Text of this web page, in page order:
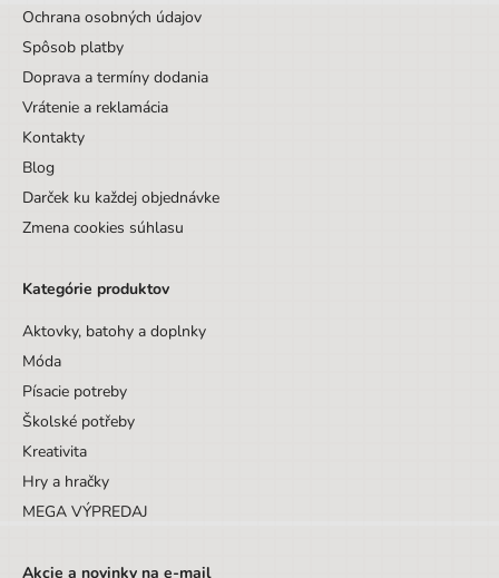
Ochrana osobných údajov
Spôsob platby
Doprava a termíny dodania
Vrátenie a reklamácia
Kontakty
Blog
Darček ku každej objednávke
Zmena cookies súhlasu
Kategórie produktov
Aktovky, batohy a doplnky
Móda
Písacie potreby
Školské potřeby
Kreativita
Hry a hračky
MEGA VÝPREDAJ
Akcie a novinky na e-mail